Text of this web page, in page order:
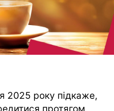
2025 року підкаже,